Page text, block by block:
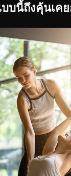
บนี้ถึงคุ้นเค